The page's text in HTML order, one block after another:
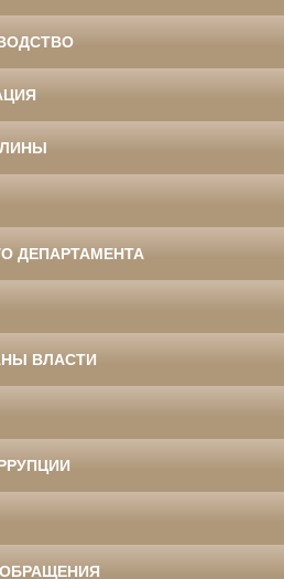
ДЕПАРТАМЕНТА
ВЛАСТИ